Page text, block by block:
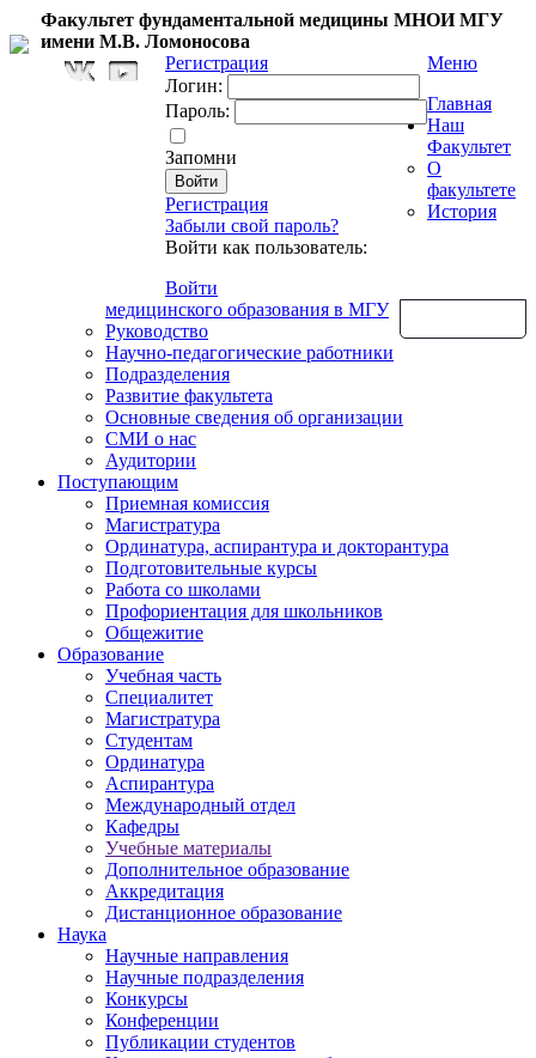
Факультет фундаментальной медицины МНОИ МГУ
имени М.В. Ломоносова
Регистрация
Логин:
Пароль:
Запомни
Регистрация
Забыли свой пароль?
Войти как пользователь:
Войти
Меню
Главная
Наш
Факультет
О
факультете
История
медицинского образования в МГУ
Руководство
Научно-педагогические работники
Подразделения
Развитие факультета
Основные сведения об организации
СМИ о нас
Аудитории
Поступающим
Приемная комиссия
Магистратура
Ординатура, аспирантура и докторантура
Подготовительные курсы
Работа со школами
Профориентация для школьников
Общежитие
Образование
Учебная часть
Специалитет
Магистратура
Студентам
Ординатура
Аспирантура
Международный отдел
Кафедры
Учебные материалы
Дополнительное образование
Аккредитация
Дистанционное образование
Наука
Научные направления
Научные подразделения
Конкурсы
Конференции
Публикации студентов